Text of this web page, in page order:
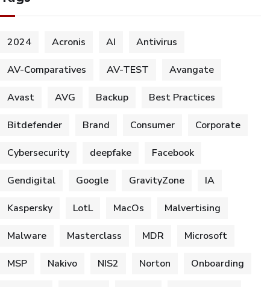
2024 Acronis AI Antivirus
AV-Comparatives AV-TEST Avangate
Avast AVG Backup Best Practices
Bitdefender Brand Consumer Corporate
Cybersecurity deepfake Facebook
Gendigital Google GravityZone IA
Kaspersky LotL MacOs Malvertising
Malware Masterclass MDR Microsoft
MSP Nakivo NIS2 Norton Onboarding